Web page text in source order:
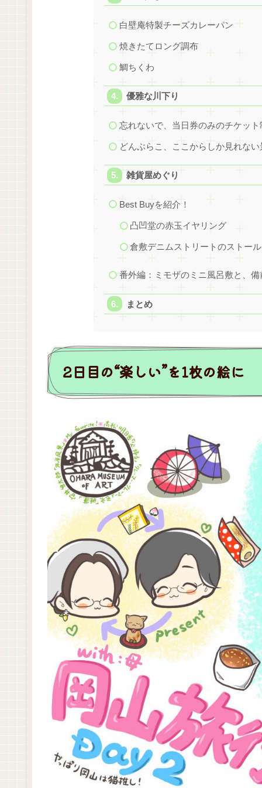
白壁庵特製チーズカレーパン
焼きたてロング調布
鯛ちくわ
優雅な川下り
忘れないで、当日券のみのチケット
どんぶらこ、ここからしか見れない
雑貨屋めぐり
Best Buyを紹介！
凸凹堂の赤玉イヤリング
倉敷デニムストリートのストール
番外編：ミモザのミニ風呂敷と、備
まとめ
2日目の“楽しい”を1枚の絵に